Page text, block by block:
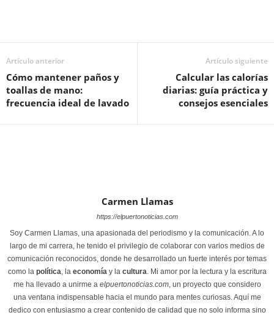
Artículo anterior
Cómo mantener paños y
toallas de mano:
frecuencia ideal de lavado
Artículo siguiente
Calcular las calorías
diarias: guía práctica y
consejos esenciales
Carmen Llamas
https://elpuertonoticias.com
Soy Carmen Llamas, una apasionada del periodismo y la comunicación. A lo
largo de mi carrera, he tenido el privilegio de colaborar con varios medios de
comunicación reconocidos, donde he desarrollado un fuerte interés por temas
como la política , la economía y la cultura . Mi amor por la lectura y la escritura
me ha llevado a unirme a elpuertonoticias.com, un proyecto que considero
una ventana indispensable hacia el mundo para mentes curiosas. Aquí me
dedico con entusiasmo a crear contenido de calidad que no solo informa sino